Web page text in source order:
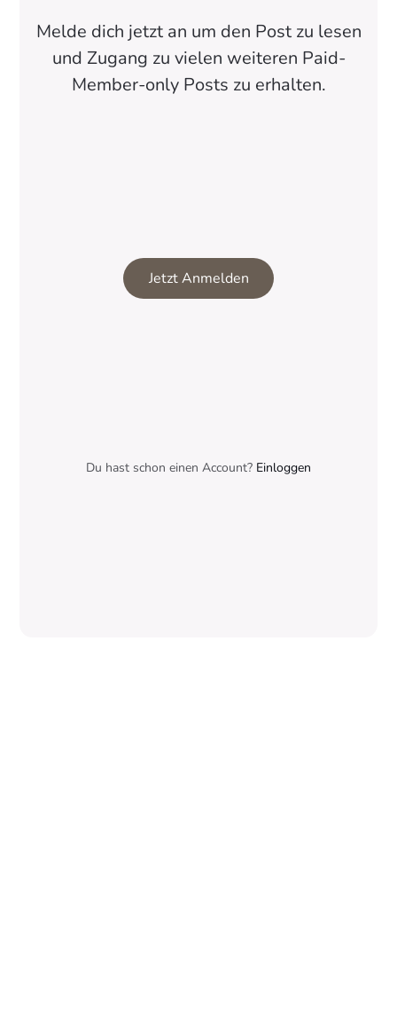
Melde dich jetzt an um den Post zu lesen
und Zugang zu vielen weiteren Paid-
Member-only Posts zu erhalten.
Jetzt Anmelden
Du hast schon einen Account? Einloggen